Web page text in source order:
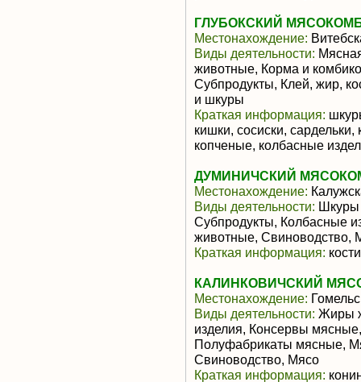
ГЛУБОКСКИЙ
Местонахождение:
Виды деятельности:
животные, Корма и
Субпродукты, Клей, жир,
и шкуры
Краткая информация:
кишки, сосиски,
копченые, колбасные
ДУМИНИЧСКИЙ
Местонахождение:
Виды деятельности: Шкуры
Субпродукты, Колбасные
животные, Свиноводство,
Краткая информация: кости
КАЛИНКОВИЧСКИЙ
Местонахождение:
Виды деятельности: Жиры
изделия, Консервы
Полуфабрикаты мясные,
Свиноводство, Мясо
Краткая информация: